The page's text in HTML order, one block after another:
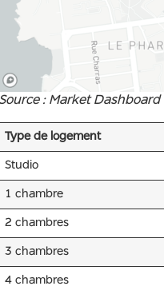
Source : Market Dashboard
Type de logement
Studio
1 chambre
2 chambres
3 chambres
4 chambres